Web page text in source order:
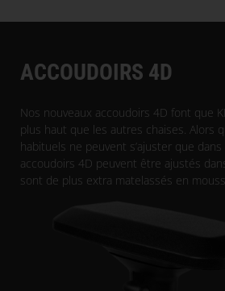
ACCOUDOIRS 4D
Nos nouveaux accoudoirs 4D font que
plus haut que les autres chaises. Alors
habituels ne peuvent s’ajuster que
accoudoirs 4D peuvent être ajustés
sont de plus extra matelassés en